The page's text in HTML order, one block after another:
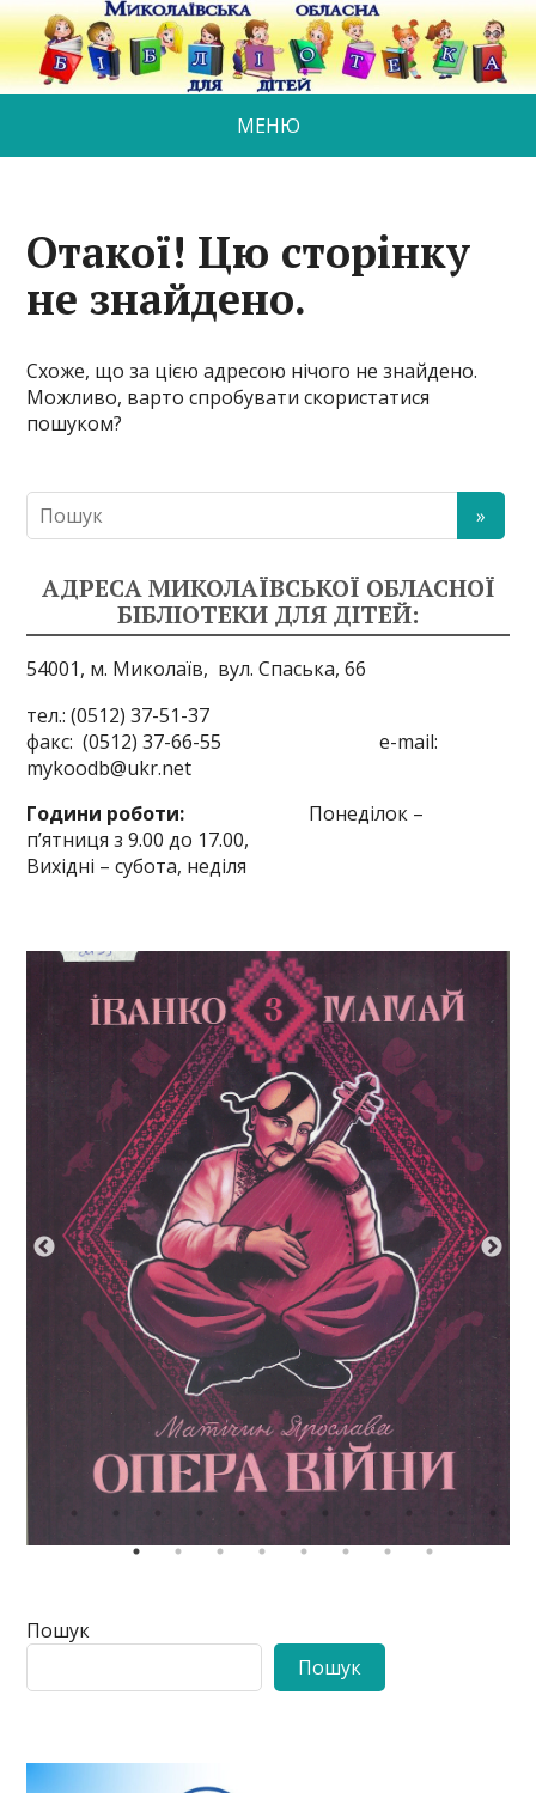
МЕНЮ
Отакої! Цю сторінку
не знайдено.
Схоже, що за цією адресою нічого не знайдено.
Можливо, варто спробувати скористатися
пошуком?
АДРЕСА МИКОЛАЇВСЬКОЇ ОБЛАСНОЇ
БІБЛІОТЕКИ ДЛЯ ДІТЕЙ:
54001, м. Миколаїв, вул. Спаська, 66
тел.: (0512) 37-51-37
факс: (0512) 37-66-55 e-mail:
mykoodb@ukr.net
Години роботи: Понеділок –
п’ятниця з 9.00 до 17.00,
Вихідні – субота, неділя
Пошук
Пошук